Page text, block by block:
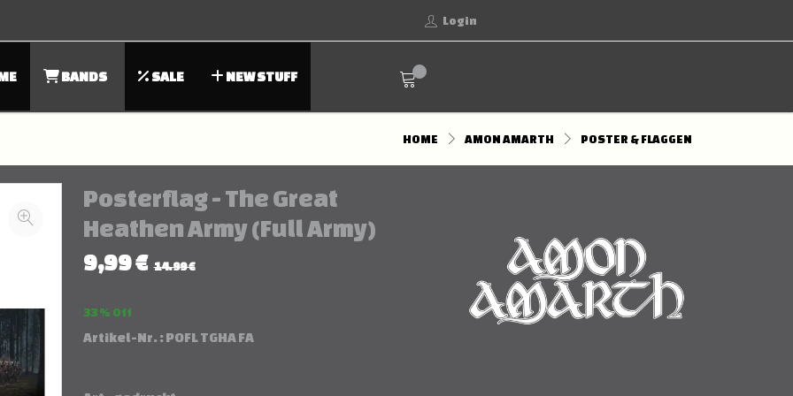
Login
BANDS SALE NEW STUFF
HOME AMON AMARTH POSTER & FLAGGEN
Posterflag - The Great
Heathen Army (Full Army)
9,99 € 14.99 €
33 % Off
Artikel-Nr. :POFL TGHA FA